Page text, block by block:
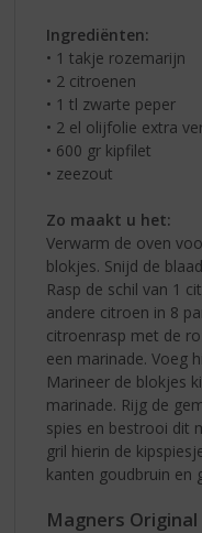
Ingrediënten:
• 1 takje rozemarijn
• 2 citroenen
• 1 tl zwarte peper
• 2 el olijfolie extra
• 600 gr kipfilet
• zeezout
Zo maakt u het:
Verwarm de oven
blokjes. Snijd de
Rasp de schil van 1
andere citroen in 8
citroenrasp met de
een marinade. Voeg
Marineer de blokjes
marinade. Rijg de
spies en bestrooi dit
gril hierin de
kanten goudbruin en
Magners